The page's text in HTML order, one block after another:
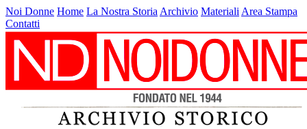
Noi Donne Home La Nostra Storia Archivio Materiali Area Stampa
Contatti